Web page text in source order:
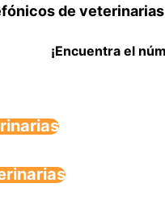
de
¡Encuentra el